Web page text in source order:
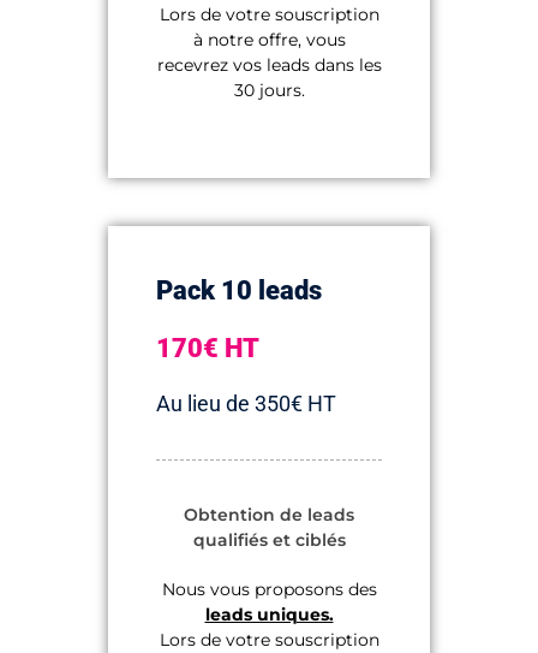
Lors de votre souscription
à notre offre, vous
recevrez vos leads dans les
30 jours.
Pack 10 leads
170€ HT
Au lieu de 350€ HT
Obtention de leads
qualifiés et ciblés
Nous vous proposons des
leads uniques.
Lors de votre souscription